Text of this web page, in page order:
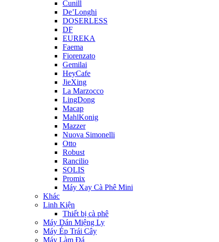
Cunill
De’Longhi
DOSERLESS
DF
EUREKA
Faema
Fiorenzato
Gemilai
HeyCafe
JieXing
La Marzocco
LingDong
Macap
MahlKonig
Mazzer
Nuova Simonelli
Otto
Robust
Rancilio
SOLIS
Promix
Máy Xay Cà Phê Mini
Khác
Linh Kiện
Thiết bị cà phê
Máy Dán Miệng Ly
Máy Ép Trái Cây
Máy Làm Đá